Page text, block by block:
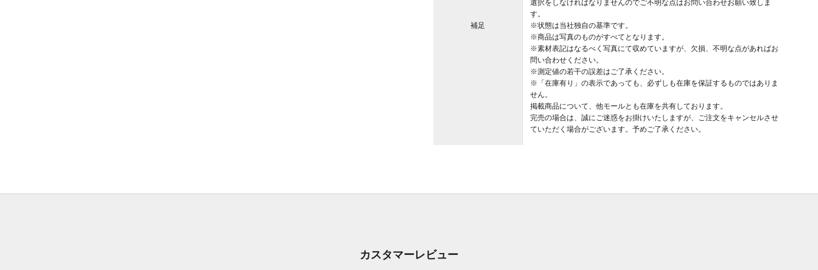
補足
選択をしなければなりませんのでご不明な点はお問い合わせお願い致しま
す。
※状態は当社独自の基準です。
※商品は写真のものがすべてとなります。
※素材表記はなるべく写真にて収めていますが、欠損、不明な点があればお
問い合わせください。
※測定値の若干の誤差はご了承ください。
※「在庫有り」の表示であっても、必ずしも在庫を保証するものではありま
せん。
掲載商品について、他モールとも在庫を共有しております。
完売の場合は、誠にご迷惑をお掛けいたしますが、ご注文をキャンセルさせ
ていただく場合がございます。予めご了承ください。
カスタマーレビュー